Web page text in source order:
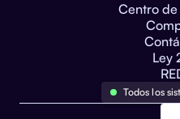
Centro
Ley
Todos los